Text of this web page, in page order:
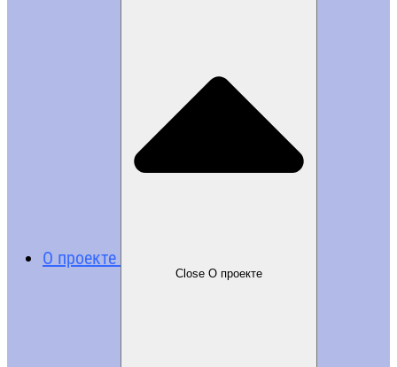
О проекте
Close О проекте